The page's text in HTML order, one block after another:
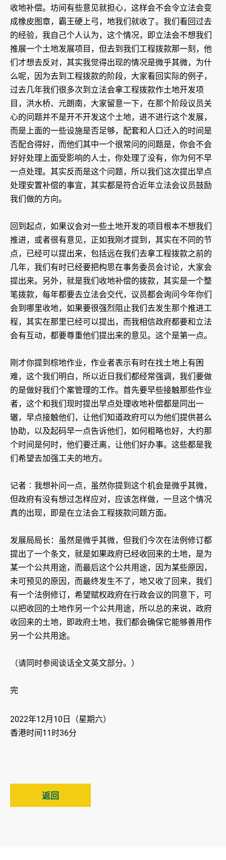
收地补偿。坊间有些意见就担心，这样会不会令立法会变
成橡皮图章，霸王硬上弓，地我们就收了。我们看回过去
的经验，我自己个人认为，这个情况，即立法会不想我们
推展一个土地发展项目，但去到我们工程拨款那一刻，他
们才想去反对，其实我觉得出现的情况是微乎其微，为什
么呢，因为去到工程拨款的阶段，大家看回实际的例子，
过去几年我们很多次到立法会拿工程拨款作土地开发项
目，洪水桥、元朗南，大家留意一下，在那个阶段议员关
心的问题并不是开不开发这个土地，进不进行这个发展，
而是上面的一些设施是否足够，配套和人口迁入的时间是
否配合得好，而他们其中一个很常问的问题是，你会不会
好好处理上面受影响的人士，你处理了没有，你为何不早
一点处理。其实反而是这个问题，所以我们这次提出早点
处理安置补偿的事宜，其实都是符合近年立法会议员鼓励
我们做的方向。
回到起点，如果议会对一些土地开发的项目根本不想我们
推进，或者很有意见，正如我刚才提到，其实在不同的节
点，已经可以提出来，包括远在我们去拿工程拨款之前的
几年，我们有时已经要把构思在事务委员会讨论，大家会
提出来。另外，就是我们收地补偿的拨款，其实是一个整
笔拨款，每年都要去立法会交代，议员都会询问今年你们
会到哪里收地，如果要很强烈阻止我们去发生那个推进工
程，其实在那里已经可以提出，而我相信政府都要和立法
会有互动，都要尊重他们提出来的意见。这个是第一点。
刚才你提到棕地作业，作业者表示有时在找土地上有困
难，这个我们明白，所以近日我们都经常强调，我们要做
的是做好我们个案管理的工作。首先要早些接触那些作业
者，这个和我们现时提出早点处理收地补偿都是同出一
辙，早点接触他们，让他们知道政府可以为他们提供甚么
协助，以及起码早一点告诉他们，如何粗略也好，大约那
个时间是何时，他们要迁离，让他们好办事。这些都是我
们希望去加强工夫的地方。
记者︰我想补问一点，虽然你提到这个机会是微乎其微，
但政府有没有想过怎样应对，应该怎样做，一旦这个情况
真的出现，即是在立法会工程拨款问题方面。
发展局局长：虽然是微乎其微，但我们今次在法例修订都
提出了一个条文，就是如果政府已经收回来的土地，是为
某一个公共用途，而最后这个公共用途，因为某些原因，
未可预见的原因，而最终发生不了，地又收了回来，我们
有一个法例修订，希望赋权政府在行政会议的同意下，可
以把收回的土地作另一个公共用途，所以总的来说，政府
收回来的土地，即政府土地，我们都会确保它能够善用作
另一个公共用途。
（请同时参阅谈话全文英文部分。）
完
2022年12月10日（星期六）
香港时间11时36分
返回